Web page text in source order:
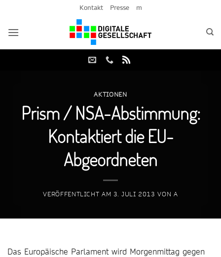
springen
Kontakt Presse m
AKTIONEN
Prism / NSA-Abstimmung:
Kontaktiert die EU-
Abgeordneten
VERÖFFENTLICHT AM 3. JULI 2013 VON A
Das Europäische Parlament wird Morgenmittag gegen